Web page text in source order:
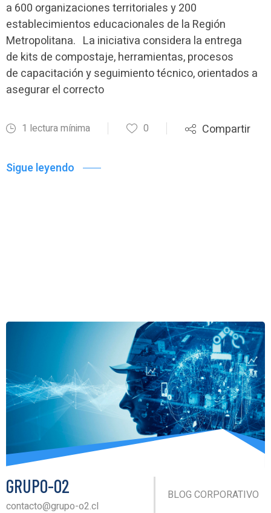
a 600 organizaciones territoriales y 200
establecimientos educacionales de la Región
Metropolitana. La iniciativa considera la entrega
de kits de compostaje, herramientas, procesos
de capacitación y seguimiento técnico, orientados a
asegurar el correcto
1 lectura mínima 0 Compartir
Sigue leyendo
GRUPO-O2
contacto@grupo-o2.cl
BLOG CORPORATIVO